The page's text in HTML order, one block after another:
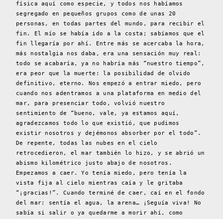
física aquí como especie, y todos nos habíamos
segregado en pequeños grupos como de unas 20
personas, en todas partes del mundo, para recibir el
fin. El mío se había ido a la costa; sabíamos que el
fin llegaría por ahí. Entre más se acercaba la hora,
más nostalgia nos daba, era una sensación muy real:
todo se acabaría, ya no habría más “nuestro tiempo”,
era peor que la muerte: la posibilidad de olvido
definitivo, eterno. Nos empezó a entrar miedo, pero
cuando nos adentramos a una plataforma en medio del
mar, para presenciar todo, volvió nuestro
sentimiento de “bueno, vale, ya estamos aquí,
agradezcamos todo lo que existió, que pudimos
existir nosotros y dejémonos absorber por el todo”.
De repente, todas las nubes en el cielo
retrocedieron, el mar también lo hizo, y se abrió un
abismo kilométrico justo abajo de nosotros.
Empezamos a caer. Yo tenía miedo, pero tenía la
vista fija al cielo mientras caía y le gritaba
“¡gracias!”. Cuando terminé de caer, caí en el fondo
del mar: sentía el agua, la arena… ¡Seguía viva! No
sabía si salir o ya quedarme a morir ahí, como